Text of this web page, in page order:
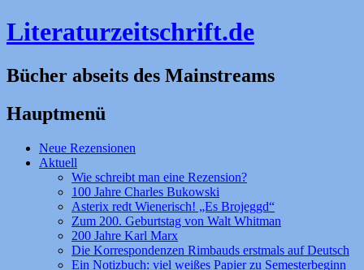
Literaturzeitschrift.de
Bücher abseits des Mainstreams
Hauptmenü
Zum
Inhalt
Neue Rezensionen
Aktuell
Wie schreibt man eine Rezension?
100 Jahre Charles Bukowski
Asterix redt Wienerisch! „Es Brojeggd“
Zum 200. Geburtstag von Walt Whitman
200 Jahre Karl Marx
Die Korrespondenzen Rimbauds erstmals auf Deutsch
Ein Notizbuch: viel weißes Papier zu Semesterbeginn